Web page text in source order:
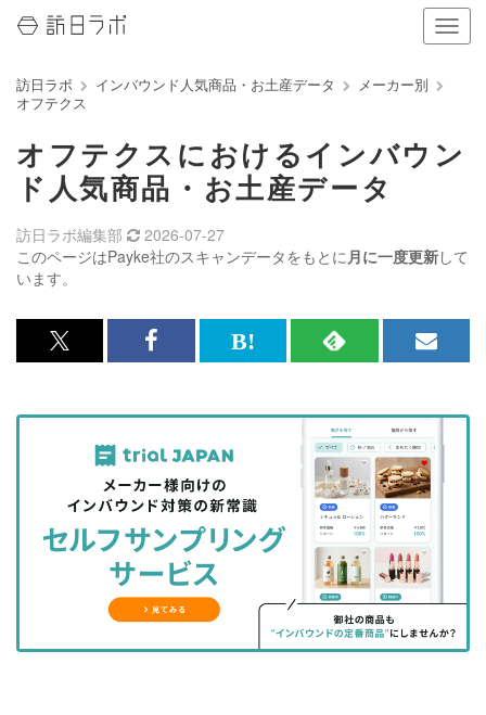
ナ
ビ
ン
切
訪日ラボ インバウンド人気商品・お土産データ
メーカー別
オフテクス
オフテクスにおけるインバウン
ド人気商品・お土産データ
このページはPayke社のスキャンデータをもとに月に一度更新して
います。
訪日ラボ編集部 2026-07-27
x<br>
記
を
シ
ェ
る
Facebook<br>
記
事
を
シ
ェ
ア
す
る
は
な
ッ
ク
マ
に
RSS
記
事
を
購
読
す
る
メ
マ
ガ
登
録
す
る